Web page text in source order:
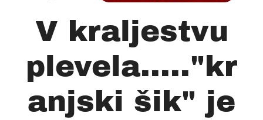
V kraljestvu
plevela....."kr
anjski šik" je